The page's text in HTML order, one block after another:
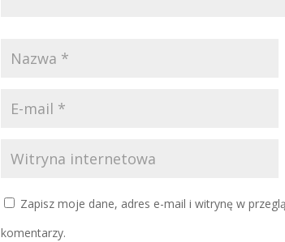
Zapisz moje dane, adres e-mail i witrynę w
komentarzy.